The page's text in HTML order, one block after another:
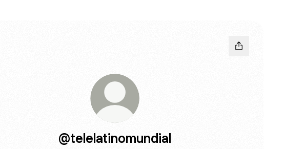
@telelatinomundial